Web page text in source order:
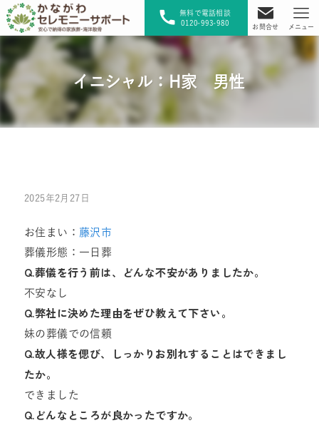
無料で電話相談
0120-993-980
お問合せ メニュー
イニシャル：H家 男性
2025年2月27日
お住まい： 藤沢市
葬儀形態：一日葬
Q.葬儀を行う前は、どんな不安がありましたか。
不安なし
Q.弊社に決めた理由をぜひ教えて下さい。
妹の葬儀での信頼
Q.故人様を偲び、しっかりお別れすることはできまし
たか。
できました
Q.どんなところが良かったですか。